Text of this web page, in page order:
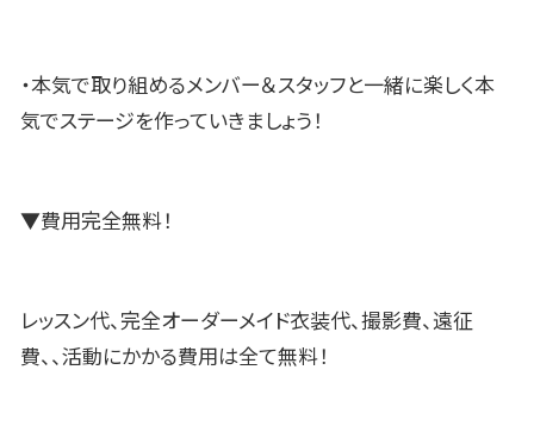
・本気で取り組めるメンバー＆スタッフと一緒に楽しく本
気でステージを作っていきましょう！
▼費用完全無料！
レッスン代、完全オーダーメイド衣装代、撮影費、遠征
費、、活動にかかる費用は全て無料！